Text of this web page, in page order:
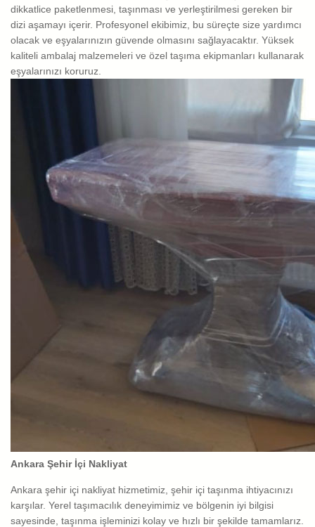
dikkatlice paketlenmesi, taşınması ve yerleştirilmesi gereken bir
dizi aşamayı içerir. Profesyonel ekibimiz, bu süreçte size yardımcı
olacak ve eşyalarınızın güvende olmasını sağlayacaktır. Yüksek
kaliteli ambalaj malzemeleri ve özel taşıma ekipmanları kullanarak
eşyalarınızı koruruz.
Ankara Şehir İçi Nakliyat
Ankara şehir içi nakliyat hizmetimiz, şehir içi taşınma ihtiyacınızı
karşılar. Yerel taşımacılık deneyimimiz ve bölgenin iyi bilgisi
sayesinde, taşınma işleminizi kolay ve hızlı bir şekilde tamamlarız.